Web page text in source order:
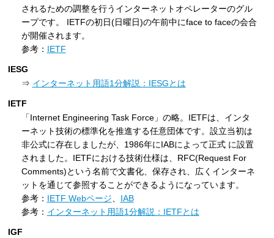
されるための調整を行うインターネットオペレーターのグル
ープです。 IETFの初日(日曜日)の午前中にface to faceの会合
が開催されます。
参考： IETF
IESG
⇒ インターネット用語1分解説：IESGとは
IETF
「Internet Engineering Task Force」の略。IETFは、インタ
ーネット技術の標準化を推進する任意団体です。設立当初は
非公式に存在しましたが、1986年にIABによって正式 に設置
されました。IETFにおける技術仕様は、RFC(Request For
Comments)という名前で文書化、保存され、広くインターネ
ットを通じて参照することができるようになっています。
参考： IETF Webページ
IAB
参考： インターネット用語1分解説：IETFとは
IGF